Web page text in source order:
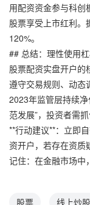
用配资资金参与科创
股票享受上市红利
120%。
## 总结：理性使用
股票配资实盘开户的
遵守交易规则、动态
2023年监管层持续净
范发展”，投资者需
**行动建议**：立即
资开户，若存在资质
记住：在金融市场中
股票 线上炒